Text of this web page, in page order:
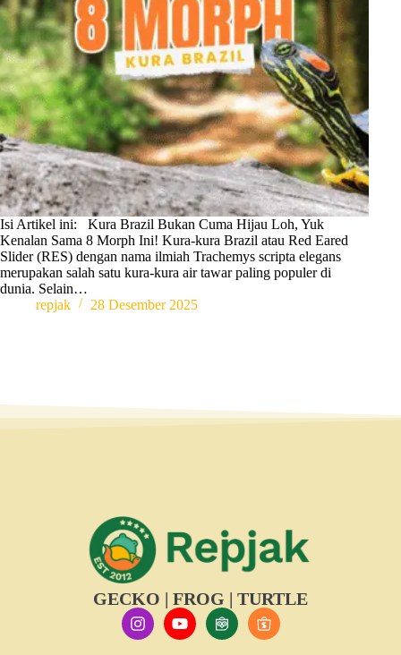
Isi Artikel ini: Kura Brazil Bukan Cuma Hijau Loh, Yuk
Kenalan Sama 8 Morph Ini! Kura-kura Brazil atau Red Eared
Slider (RES) dengan nama ilmiah Trachemys scripta elegans
merupakan salah satu kura-kura air tawar paling populer di
dunia. Selain…
repjak
28 Desember 2025
GECKO | FROG | TURTLE